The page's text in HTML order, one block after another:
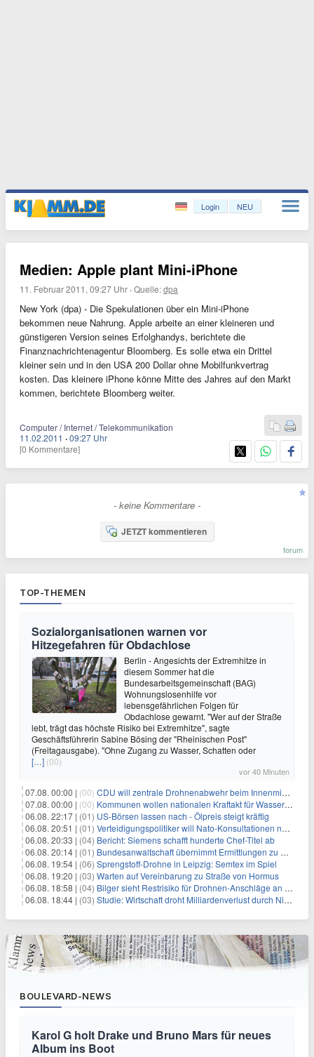
Login NEU
Medien: Apple plant Mini-iPhone
11. Februar 2011, 09:27 Uhr ·Quelle:dpa
New York (dpa) - Die Spekulationen über ein Mini-iPhone
bekommen neue Nahrung. Apple arbeite an einer kleineren und
günstigeren Version seines Erfolghandys, berichtete die
Finanznachrichtenagentur Bloomberg. Es solle etwa ein Drittel
kleiner sein und in den USA 200 Dollar ohne Mobilfunkvertrag
kosten. Das kleinere iPhone könne Mitte des Jahres auf den Markt
kommen, berichtete Bloomberg weiter.
Computer / Internet / Telekommunikation
11.02.2011 ·09:27 Uhr
[0 Kommentare]
- keine Kommentare -
JETZT kommentieren
forum
TOP-THEMEN
Sozialorganisationen warnen vor
Hitzegefahren für Obdachlose
Berlin - Angesichts der Extremhitze in
diesem Sommer hat die
Bundesarbeitsgemeinschaft (BAG)
Wohnungslosenhilfe vor
lebensgefährlichen Folgen für
Obdachlose gewarnt. "Wer auf der Straße
lebt, trägt das höchste Risiko bei Extremhitze", sagte
Geschäftsführerin Sabine Bösing der "Rheinischen Post"
(Freitagausgabe). "Ohne Zugang zu Wasser, Schatten oder
[…] (00)
vor 40 Minuten
07.08. 00:00 | (00) CDU will zentrale Drohnenabwehr beim Innenministerium
07.08. 00:00 | (00) Kommunen wollen nationalen Kraftakt für Wasserversorgung
06.08. 22:17 | (01) US-Börsen lassen nach - Ölpreis steigt kräftig
06.08. 20:51 | (01) Verteidigungspolitiker will Nato-Konsultationen nach Drohnenfund
06.08. 20:33 | (04) Bericht: Siemens schafft hunderte Chef-Titel ab
06.08. 20:14 | (01) Bundesanwaltschaft übernimmt Ermittlungen zu Drohnenvorfall
06.08. 19:54 | (06) Sprengstoff-Drohne in Leipzig: Semtex im Spiel
06.08. 19:20 | (03) Warten auf Vereinbarung zu Straße von Hormus
06.08. 18:58 | (04) Bilger sieht Restrisiko für Drohnen-Anschläge an Flughäfen
06.08. 18:44 | (03) Studie: Wirtschaft droht Milliardenverlust durch Niedrigwasser
BOULEVARD-NEWS
Karol G holt Drake und Bruno Mars für neues
Album ins Boot